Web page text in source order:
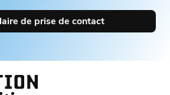
de prise de contact